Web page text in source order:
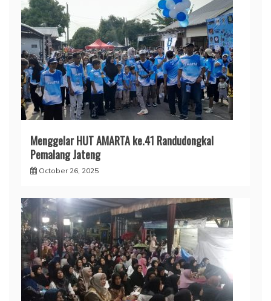
Menggelar HUT AMARTA ke.41 Randudongkal
Pemalang Jateng
October 26, 2025